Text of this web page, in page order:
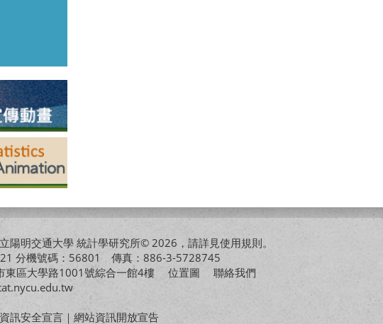
陽明交通大學 統計學研究所© 2026，請詳見使用規則。
分機號碼：56801 傳真：886-3-5728745
東區大學路1001號綜合一館4樓 位置圖
聯絡我們
訊安全宣言 ｜ 網站資訊開放宣告